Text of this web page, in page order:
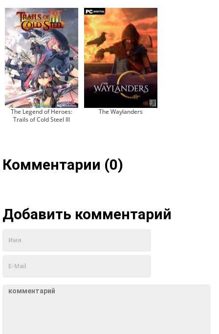
The Legend of Heroes:
Trails of Cold Steel III
The Waylanders
Комментарии (0)
Добавить комментарий